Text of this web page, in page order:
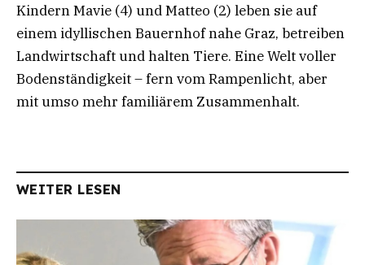
Kindern Mavie (4) und Matteo (2) leben sie auf
einem idyllischen Bauernhof nahe Graz, betreiben
Landwirtschaft und halten Tiere. Eine Welt voller
Bodenständigkeit – fern vom Rampenlicht, aber
mit umso mehr familiärem Zusammenhalt.
WEITER LESEN